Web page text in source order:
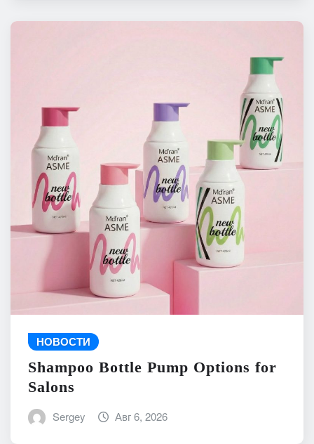
НОВОСТИ
Shampoo Bottle Pump Options for
Salons
Sergey Авг 6, 2026